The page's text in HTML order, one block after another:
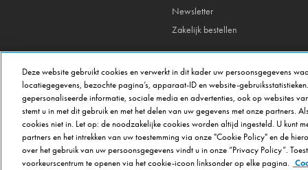
Newsletter
Zakelijk bestellen
Deze website gebruikt cookies en verwerkt in dit kader uw persoonsgegevens
locatiegegevens, bezochte pagina’s, apparaat-ID en website-
gepersonaliseerde informatie, sociale media en advertenties, ook op websites
stemt u in met dit gebruik en met het delen van uw gegevens met onze partners.
cookies niet in. Let op: de noodzakelijke cookies worden altijd ingesteld. U kunt
partners en het intrekken van uw toestemming via onze "Cookie Policy" en de
over het gebruik van uw persoonsgegevens vindt u in onze “Privacy Policy”.
voorkeurscentrum te openen via het cookie-icoon linksonder op elke pagina.